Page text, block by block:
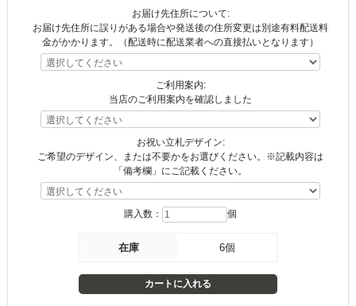
お届け先住所について:
お届け先住所に誤りがある場合や発送後の住所変更は別途有料配送料
金がかかります。（配送時に配送業者への直接払いとなります）
ご利用案内:
当店のご利用案内を確認しました
お祝い立札デザイン:
ご希望のデザイン、または不要かをお選びください。※記載内容は
「備考欄」にご記載ください。
購入数： 個
在庫 6個